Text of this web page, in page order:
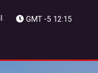
GMT -5 12:15